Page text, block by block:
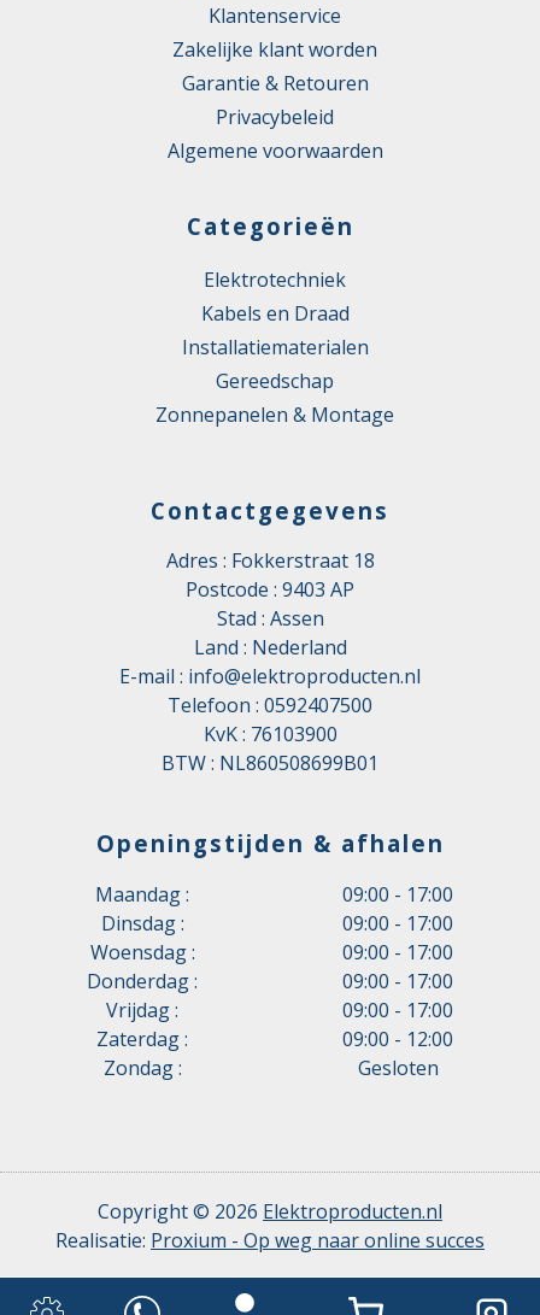
Klantenservice
Zakelijke klant worden
Garantie & Retouren
Privacybeleid
Algemene voorwaarden
Categorieën
Elektrotechniek
Kabels en Draad
Installatiematerialen
Gereedschap
Zonnepanelen & Montage
Contactgegevens
Adres : Fokkerstraat 18
Postcode : 9403 AP
Stad : Assen
Land : Nederland
E-mail : info@elektroproducten.nl
Telefoon : 0592407500
KvK : 76103900
BTW : NL860508699B01
Openingstijden & afhalen
Maandag :
09:00 - 17:00
Dinsdag :
09:00 - 17:00
Woensdag :
09:00 - 17:00
Donderdag :
09:00 - 17:00
Vrijdag :
09:00 - 17:00
Zaterdag :
09:00 - 12:00
Zondag :
Gesloten
Copyright © 2026 Elektroproducten.nl
Realisatie: Proxium - Op weg naar online succes